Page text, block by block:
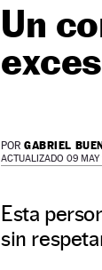
Un
POR GABRIEL
ACTUALIZADO 09
Esta
sin